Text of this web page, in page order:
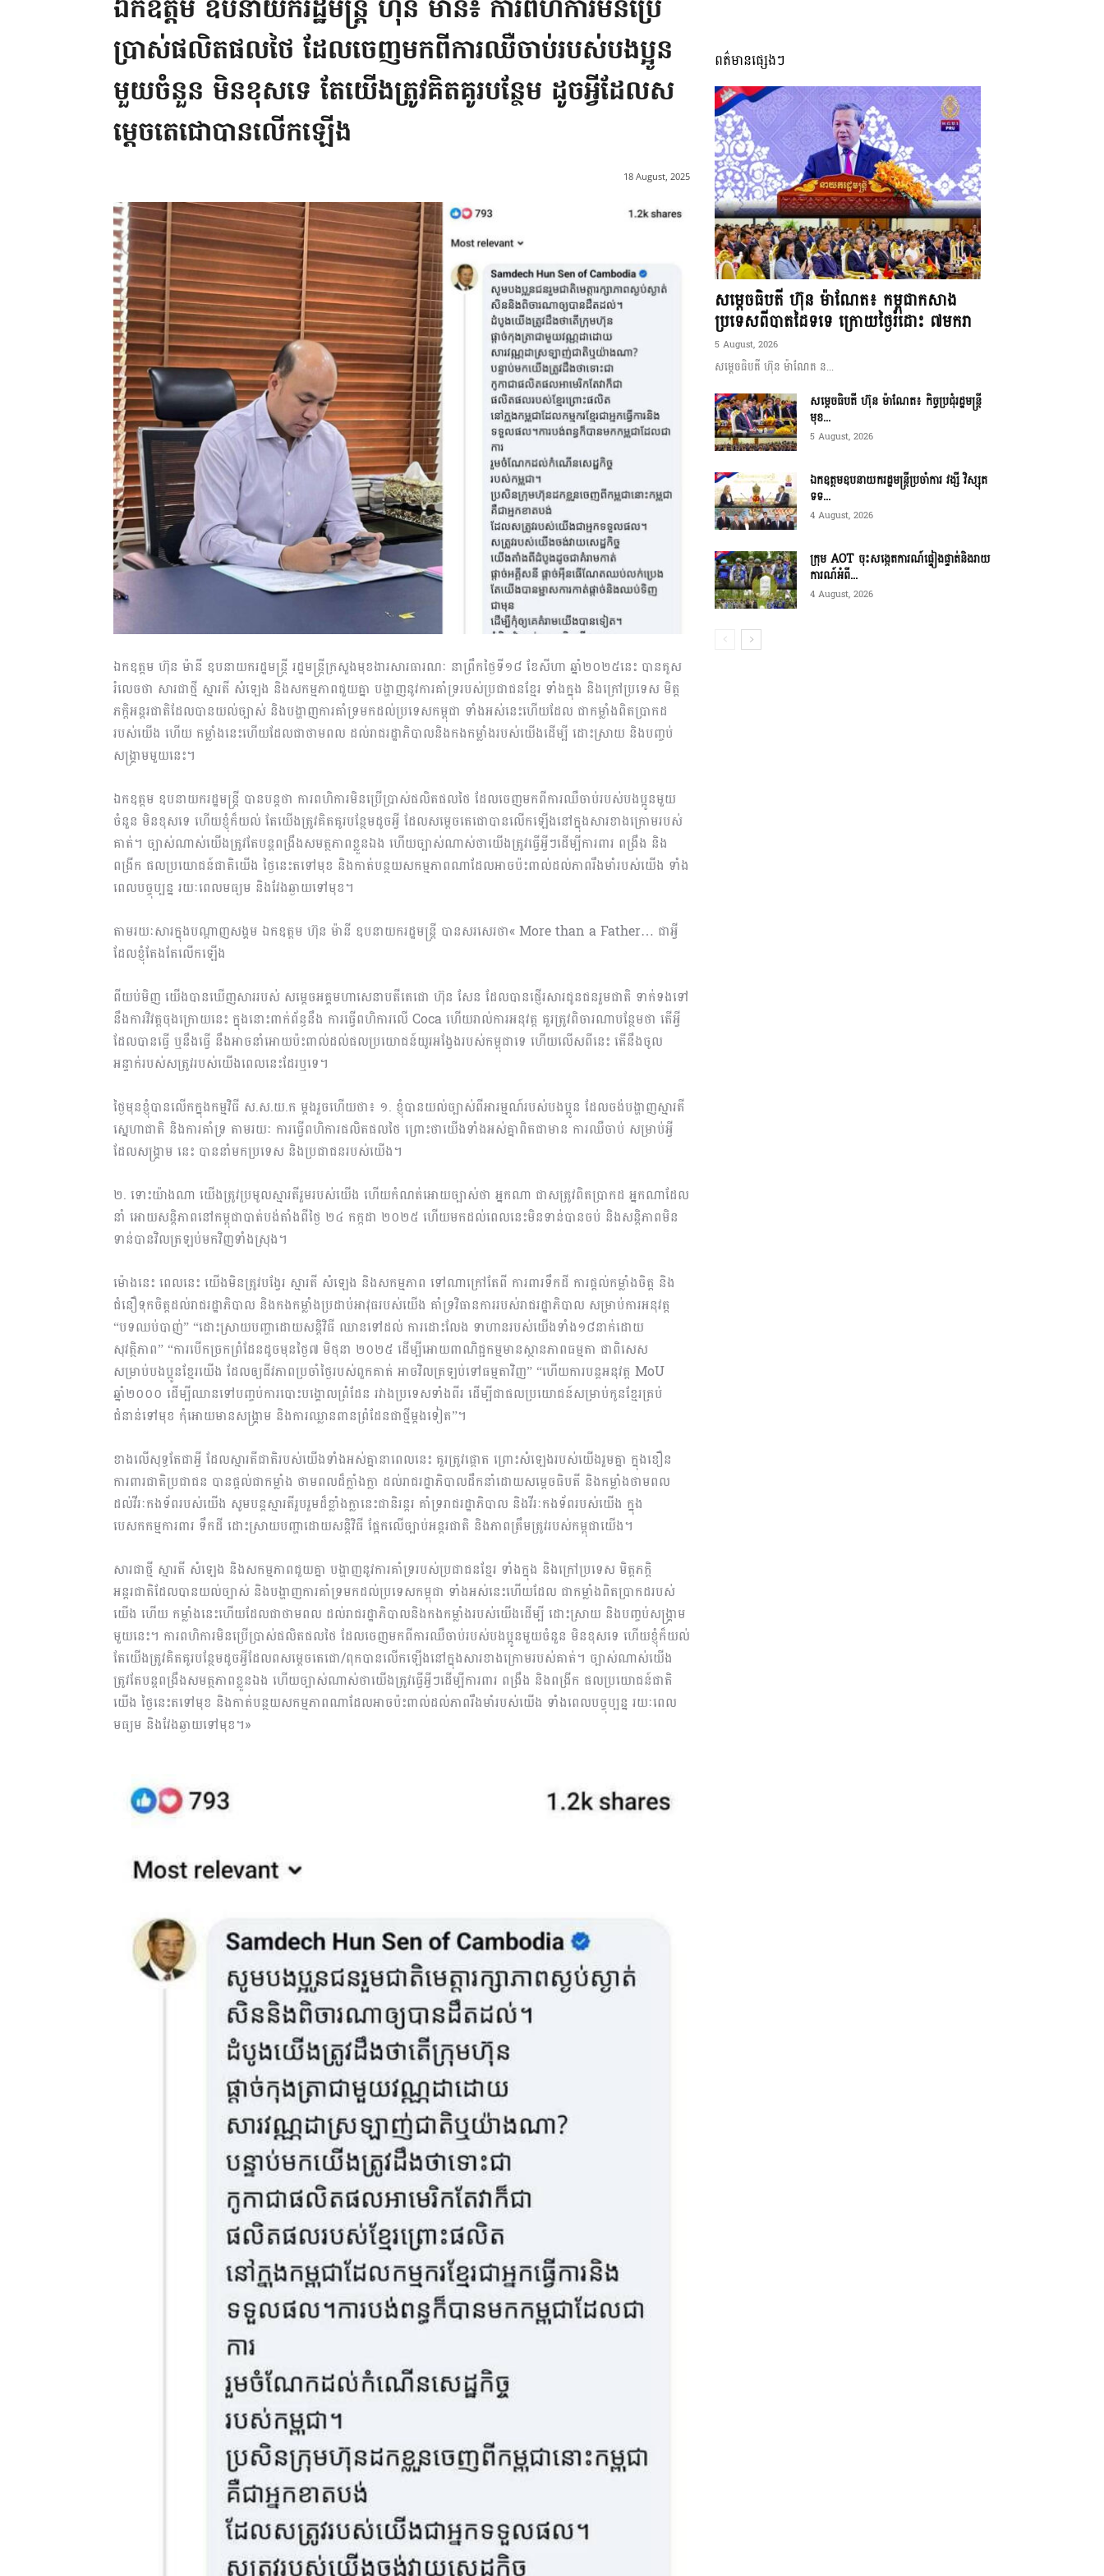
ភាព​
ព័ត៌មាន​
និង
រហ័ស
ឯកឧត្តម ឧបនាយករដ្ឋមន្ត្រី ហ៊ុន ម៉ានី៖ ការពហិការមិនប្រើ
ប្រាស់ផលិតផលថៃ ដែលចេញមកពីការឈឺចាប់របស់បងប្អូន
មួយចំនួន មិនខុសទេ តែយើងត្រូវគិតគូរបន្ថែម ដូចអ្វីដែលស
ម្តេចតេជោបានលើកឡើង
18 August, 2025
ឯកឧត្តម ហ៊ុន ម៉ានី ឧបនាយករដ្ឋមន្ត្រី រដ្ឋមន្ត្រីក្រសួងមុខងារសារធារណៈ នាព្រឹកថ្ងៃទី១៨ ខែសីហា ឆ្នាំ២០២៥នេះ បានគូស
រំលេចថា សារជាថ្មី ស្មារតី សំឡេង និងសកម្មភាពជួយគ្នា បង្ហាញនូវការគាំទ្ររបស់ប្រជាជនខ្មែរ ទាំងក្នុង និងក្រៅប្រទេស មិត្ត
ភក្តិអន្តរជាតិដែលបានយល់ច្បាស់ និងបង្ហាញការគាំទ្រមកដល់ប្រទេសកម្ពុជា ទាំងអស់នេះហើយដែល ជាកម្លាំងពិតប្រាកដ
របស់យើង ហើយ កម្លាំងនេះហើយដែលជាថាមពល ដល់រាជរដ្ឋាភិបាលនិងកងកម្លាំងរបស់យើងដើម្បី ដោះស្រាយ និងបញ្ចប់
សង្រ្គាមមួយនេះ។
ឯកឧត្តម ឧបនាយករដ្ឋមន្ត្រី បានបន្តថា ការពហិការមិនប្រើប្រាស់ផលិតផលថៃ ដែលចេញមកពីការឈឺចាប់របស់បងប្អូនមួយ
ចំនួន មិនខុសទេ ហើយខ្ញុំក៏យល់ តែយើងត្រូវគិតគូរបន្ថែមដូចអ្វី ដែលសម្តេចតេជោបានលើកឡើងនៅក្នុងសារខាងក្រោមរបស់
គាត់។ ច្បាស់ណាស់យើងត្រូវតែបន្តពង្រឹងសមត្ថភាពខ្លួនឯង ហើយច្បាស់ណាស់ថាយើងត្រូវធ្វើអ្វីៗដើម្បីការពារ ពង្រឹង និង
ពង្រីក ផលប្រយោជន៍ជាតិយើង ថ្ងៃនេះតទៅមុខ និងកាត់បន្ថយសកម្មភាពណាដែលអាចប៉ះពាល់ដល់ភាពរឹងមាំរបស់យើង ទាំង
ពេលបច្ចុប្បន្ន រយៈពេលមធ្យម និងវែងឆ្ងាយទៅមុខ។
តាមរយៈសារក្នុងបណ្តាញសង្គម ឯកឧត្តម ហ៊ុន ម៉ានី ឧបនាយករដ្ឋមន្ត្រី បានសរសេរថា« More than a Father… ជាអ្វី
ដែលខ្ញុំតែងតែលើកឡើង
ពីយប់មិញ យើងបានឃើញសាររបស់ សម្តេចអគ្គមហាសេនាបតីតេជោ ហ៊ុន សែន ដែលបានផ្ញើរសារជូនជនរួមជាតិ ទាក់ទងទៅ
នឹងការវិវត្តចុងក្រោយនេះ ក្នុងនោះពាក់ព័ន្ធនឹង ការធ្វើពហិការលើ Coca ហើយរាល់ការអនុវត្ត គួរត្រូវពិចារណាបន្ថែមថា តើអ្វី
ដែលបានធ្វើ ឬនឹងធ្វើ នឹងអាចនាំអោយប៉ះពាល់ដល់ផលប្រយោជន៍យូរអង្វែងរបស់កម្ពុជាទេ ហើយលើសពីនេះ តើនឹងចូល
អន្ទាក់របស់សត្រូវរបស់យើងពេលនេះដែរឬទេ។
ថ្ងៃមុនខ្ញុំបានលើកក្នុងកម្មវិធី ស.ស.យ.ក ម្តងរួចហើយថា៖ ១. ខ្ញុំបានយល់ច្បាស់ពីអារម្មណ៍របស់បងប្អូន ដែលចង់បង្ហាញស្មារតី
ស្នេហាជាតិ និងការគាំទ្រ តាមរយៈ ការធ្វើពហិការផលិតផលថៃ ព្រោះថាយើងទាំងអស់គ្នាពិតជាមាន ការឈឺចាប់ សម្រាប់អ្វី
ដែលសង្រ្គាម នេះ បាននាំមកប្រទេស និងប្រជាជនរបស់យើង។
២. ទោះយ៉ាងណា យើងត្រូវប្រមូលស្មារតីរួមរបស់យើង ហើយកំណត់អោយច្បាស់ថា អ្នកណា ជាសត្រូវពិតប្រាកដ អ្នកណាដែល
នាំ អោយសន្តិភាពនៅកម្ពុជាបាត់បង់តាំងពីថ្ងៃ ២៤ កក្កដា ២០២៥ ហើយមកដល់ពេលនេះមិនទាន់បានចប់ និងសន្តិភាពមិន
ទាន់បានវិលត្រឡប់មកវិញទាំងស្រុង។
ម៉ោងនេះ ពេលនេះ យើងមិនត្រូវបង្វែរ ស្មារតី សំឡេង និងសកម្មភាព ទៅណាក្រៅតែពី ការពារទឹកដី ការផ្តល់កម្លាំងចិត្ត និង
ជំនឿទុកចិត្តដល់រាជរដ្ឋាភិបាល និងកងកម្លាំងប្រដាប់អាវុធរបស់យើង គាំទ្រវិធានការរបស់រាជរដ្ឋាភិបាល សម្រាប់ការអនុវត្ត
“បទឈប់បាញ់” “ដោះស្រាយបញ្ហាដោយសន្តិវិធី ឈានទៅដល់ ការដោះលែង ទាហានរបស់យើងទាំង១៨នាក់ដោយ
សុវត្ថិភាព” “ការបើកច្រកព្រំដែនដូចមុនថ្ងៃ៧ មិថុនា ២០២៥ ដើម្បីអោយពាណិជ្ជកម្មមានស្ថានភាពធម្មតា ជាពិសេស
សម្រាប់បងប្អូនខ្មែរយើង ដែលឲ្យជីវភាពប្រចាំថ្ងៃរបស់ពួកគាត់ អាចវិលត្រឡប់ទៅធម្មតាវិញ” “ហើយការបន្តអនុវត្ត MoU
ឆ្នាំ២០០០ ដើម្បីឈានទៅបញ្ចប់ការបោះបង្គោលព្រំដែន រវាងប្រទេសទាំងពីរ ដើម្បីជាផលប្រយោជន៍សម្រាប់កូនខ្មែរគ្រប់
ជំនាន់ទៅមុខ កុំអោយមានសង្គ្រាម និងការឈ្លានពានព្រំដែនជាថ្មីម្តងទៀត”។
ខាងលើសុទ្ធតែជាអ្វី ដែលស្មារតីជាតិរបស់យើងទាំងអស់គ្នានាពេលនេះ គួរត្រូវផ្តោត ព្រោះសំឡេងរបស់យើងរួមគ្នា ក្នុងខឿន
ការពារជាតិប្រជាជន បានផ្តល់ជាកម្លាំង ថាមពលដ៏ក្លាំងក្លា ដល់រាជរដ្ឋាភិបាលដឹកនាំដោយសម្តេចធិបតី និងកម្លាំងថាមពល
ដល់វីរៈកងទ័ពរបស់យើង សូមបន្តស្មារតីរួបរួមដ៏ខ្លាំងក្លានេះជានិរន្តរ គាំទ្ររាជរដ្ឋាភិបាល និងវីរៈកងទ័ពរបស់យើង ក្នុង
បេសកកម្មការពារ ទឹកដី ដោះស្រាយបញ្ហាដោយសន្តិវិធី ផ្អែកលើច្បាប់អន្តរជាតិ និងភាពត្រឹមត្រូវរបស់កម្ពុជាយើង។
សារជាថ្មី ស្មារតី សំឡេង និងសកម្មភាពជួយគ្នា បង្ហាញនូវការគាំទ្ររបស់ប្រជាជនខ្មែរ ទាំងក្នុង និងក្រៅប្រទេស មិត្តភក្តិ
អន្តរជាតិដែលបានយល់ច្បាស់ និងបង្ហាញការគាំទ្រមកដល់ប្រទេសកម្ពុជា ទាំងអស់នេះហើយដែល ជាកម្លាំងពិតប្រាកដរបស់
យើង ហើយ កម្លាំងនេះហើយដែលជាថាមពល ដល់រាជរដ្ឋាភិបាលនិងកងកម្លាំងរបស់យើងដើម្បី ដោះស្រាយ និងបញ្ចប់សង្រ្គាម
មួយនេះ។ ការពហិការមិនប្រើប្រាស់ផលិតផលថៃ ដែលចេញមកពីការឈឺចាប់របស់បងប្អូនមួយចំនួន មិនខុសទេ ហើយខ្ញុំក៏យល់
តែយើងត្រូវគិតគូរបន្ថែមដូចអ្វីដែលពសម្តេចតេជោ/ពុកបានលើកឡើងនៅក្នុងសារខាងក្រោមរបស់គាត់។ ច្បាស់ណាស់យើង
ត្រូវតែបន្តពង្រឹងសមត្ថភាពខ្លួនឯង ហើយច្បាស់ណាស់ថាយើងត្រូវធ្វើអ្វីៗដើម្បីការពារ ពង្រឹង និងពង្រីក ផលប្រយោជន៍ជាតិ
យើង ថ្ងៃនេះតទៅមុខ និងកាត់បន្ថយសកម្មភាពណាដែលអាចប៉ះពាល់ដល់ភាពរឹងមាំរបស់យើង ទាំងពេលបច្ចុប្បន្ន រយៈពេល
មធ្យម និងវែងឆ្ងាយទៅមុខ។»
ពត៌មានផ្សេងៗ
សម្ដេចធិបតី ហ៊ុន ម៉ាណែត៖ កម្ពុជាកសាង
ប្រទេសពីបាតដៃទទេ ក្រោយថ្ងៃរំដោះ ៧មករា
5 August, 2026
សម្ដេចធិបតី ហ៊ុន ម៉ាណែត ន...
សម្ដេចធិបតី ហ៊ុន ម៉ាណែត៖ កិច្ចប្រជុំរដ្ឋមន្ត្រី
មុខ...
5 August, 2026
ឯកឧត្តមឧបនាយករដ្ឋមន្ត្រីប្រចាំការ វង្សី វិស្សុត
ទទ...
4 August, 2026
ក្រុម AOT ចុះសង្កេតការណ៍ផ្ទៀងផ្ទាត់និងរាយ
ការណ៍អំពី...
4 August, 2026